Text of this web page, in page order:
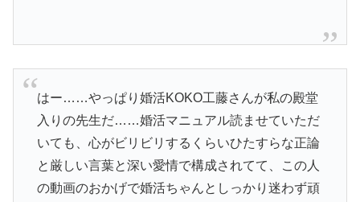
はー……やっぱり婚活KOKO工藤さんが私の殿堂
入りの先生だ……婚活マニュアル読ませていただ
いても、心がビリビリするくらいひたすらな正論
と厳しい言葉と深い愛情で構成されてて、この人
の動画のおかげで婚活ちゃんとしっかり迷わず頑